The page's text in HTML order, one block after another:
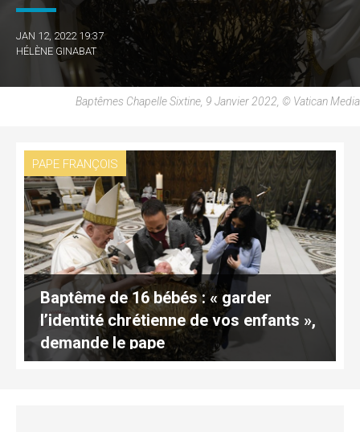
JAN 12, 2022 19:37
HÉLÈNE GINABAT
Baptêmes Chapelle Sixtine, 9 Janvier 2022, © Vatican Media
PAPE FRANÇOIS
Baptême de 16 bébés : « garder
l’identité chrétienne de vos enfants »,
demande le pape